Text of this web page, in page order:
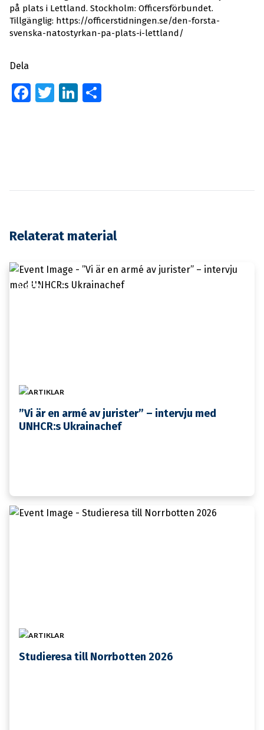
på plats i Lettland. Stockholm: Officersförbundet.
Tillgänglig: https://officerstidningen.se/den-forsta-
svenska-natostyrkan-pa-plats-i-lettland/
Dela
Facebook
TwitterLinkedIn
Relaterat material
8 APRIL
ARTIKLAR
”Vi är en armé av jurister” – intervju med
UNHCR:s Ukrainachef
ARTIKLAR
Studieresa till Norrbotten 2026